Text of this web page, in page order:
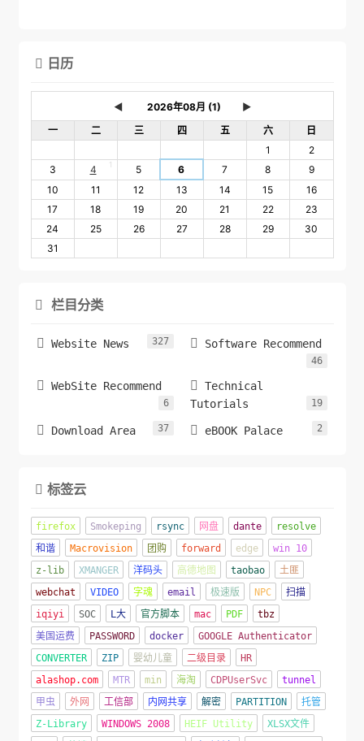
 日历
◄
►
一
二 三 四 五 六
日
1
2
3
4 1 5 6 7 8
9
10
11 12 13 14 15
16
17
18 19 20 21 22
23
24
25 26 27 28 29
30
31
 栏目分类
 Website News 327  Software Recommend
46
 WebSite Recommend
6

Technical
Tutorials
19
 Download Area 37  eBOOK Palace 2
 标签云
firefox Smokeping rsync 网盘 dante
resolve
和谐
Macrovision 团购 forward edge
win 10
z-lib
XMANGER 洋码头 高德地图 taobao
土匪
webchat
VIDEO 字魂 email 极速版 NPC
扫描
iqiyi
SOC L大 官方脚本 mac PDF
tbz
美国运费
PASSWORD docker
GOOGLE Authenticator
CONVERTER
ZIP 婴幼儿童 二级目录
HR
alashop.com
MTR min 海淘 CDPUserSvc
tunnel
甲虫
外网 工信部 内网共享 解密 PARTITION
托管
Z-Library
WINDOWS 2008 HEIF Utility
XLSX文件